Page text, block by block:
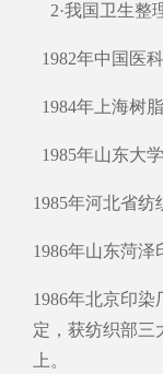
2·我国卫生整
1982年中国医
1984年上海树
1985年山东大
1985年河北
1986年山东菏
1986年北京印
定，获纺织部三
上